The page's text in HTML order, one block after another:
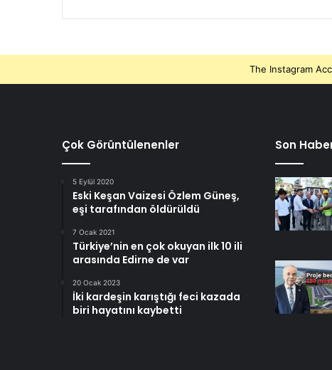
The Instagram
Çok Görüntülenenler
5 Eylül 2020
Eski Keşan Vaizesi Özlem Güneş,
eşi tarafından öldürüldü
7 Ocak 2021
Türkiye’nin en çok okuyan ilk 10 ili
arasında Edirne de var
20 Ocak 2023
İki kardeşin karıştığı feci kazada
biri hayatını kaybetti
Son